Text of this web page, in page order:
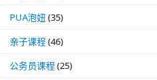
PUA泡妞 (35)
亲子课程(46)
公务员课程(25)